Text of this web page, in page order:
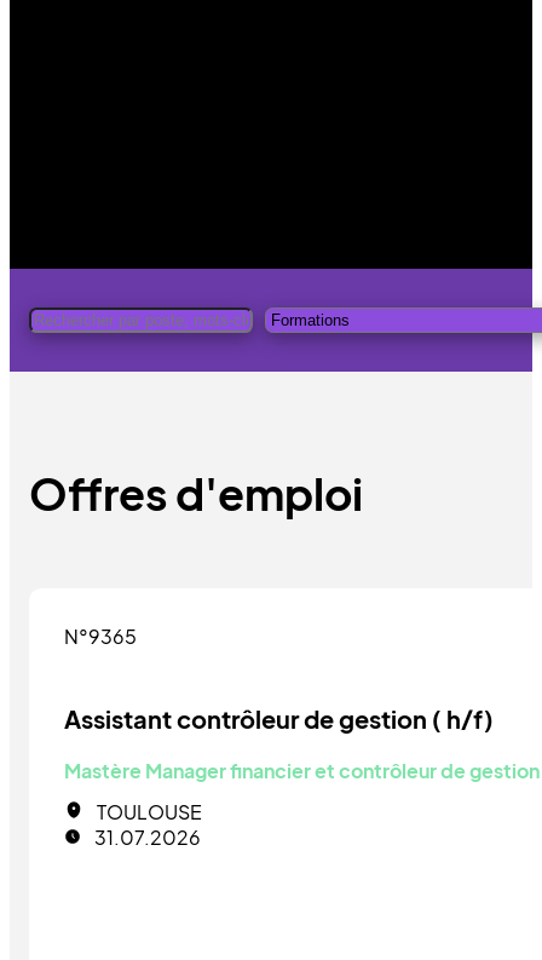
Offres d'emploi
N°9365
Assistant contrôleur de gestion ( h/f)
Mastère Manager financier et contrôleur de gestion
TOULOUSE
31.07.2026